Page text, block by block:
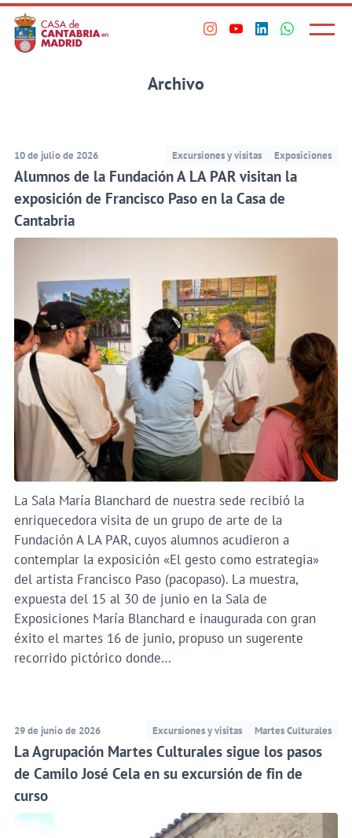
Saltar
al
contenido
VisitaVisitaVisitaVisita
Principal
Menú
Archivo
10 de julio de 2026 Excursiones y visitas Exposiciones
Alumnos de la Fundación A LA PAR visitan la
exposición de Francisco Paso en la Casa de
Cantabria
La Sala María Blanchard de nuestra sede recibió la
enriquecedora visita de un grupo de arte de la
Fundación A LA PAR, cuyos alumnos acudieron a
contemplar la exposición «El gesto como estrategia»
del artista Francisco Paso (pacopaso). La muestra,
expuesta del 15 al 30 de junio en la Sala de
Exposiciones María Blanchard e inaugurada con gran
éxito el martes 16 de junio, propuso un sugerente
recorrido pictórico donde…
29 de junio de 2026 Excursiones y visitas Martes Culturales
La Agrupación Martes Culturales sigue los pasos
de Camilo José Cela en su excursión de fin de
curso